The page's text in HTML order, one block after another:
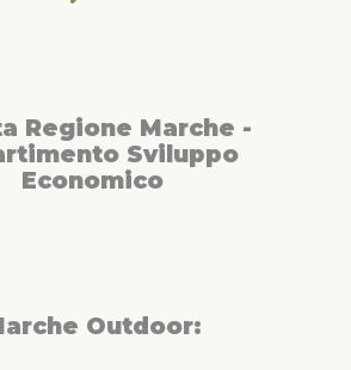
Regione Marche -
Sviluppo
Economico
Outdoor: